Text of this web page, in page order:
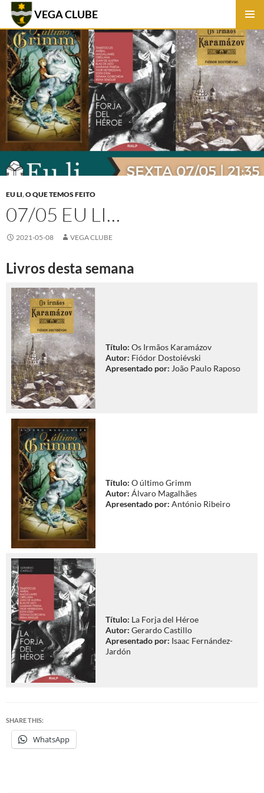
VEGA CLUBE
MENU
SKIP
TO
CONTENT
EU LI,O QUE TEMOS FEITO
07/05 EU LI…
2021-05-08 VEGA CLUBE
Livros desta semana
Título: Os Irmãos Karamázov
Autor: Fiódor Dostoiévski
Apresentado por: João Paulo Raposo
Título: O último Grimm
Autor: Álvaro Magalhães
Apresentado por: António Ribeiro
Título: La Forja del Héroe
Autor: Gerardo Castillo
Apresentado por: Isaac Fernández-
Jardón
SHARE THIS:
WhatsApp